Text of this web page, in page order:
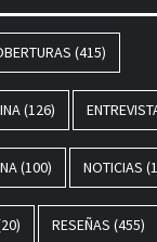
(415)
(126)
(100) NOTICIAS
RESEÑAS (455)